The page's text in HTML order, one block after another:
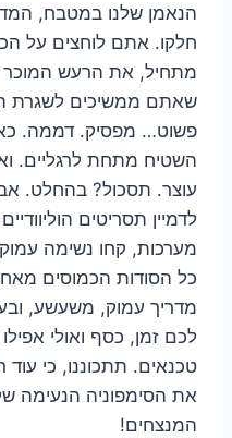
הנאמן שלנו במטבח,
חלקו. אתם לוחצים על
מתחיל, את הרעש המוכר
שאתם ממשיכים לשגרת
פשוט… מפסיק. דממה.
השטיח מתחת לרגליים.
עוצר. תסכול? בהחלט.
לדמיין תסריטים
מערכות, קחו נשימה
כל הסודות הכמוסים
מדריך עמוק, משעשע,
לכם זמן, כסף ואולי
טכנאים. תתכוננו, כי עוד
את הסימפוניה הנעימה
המנצחים!